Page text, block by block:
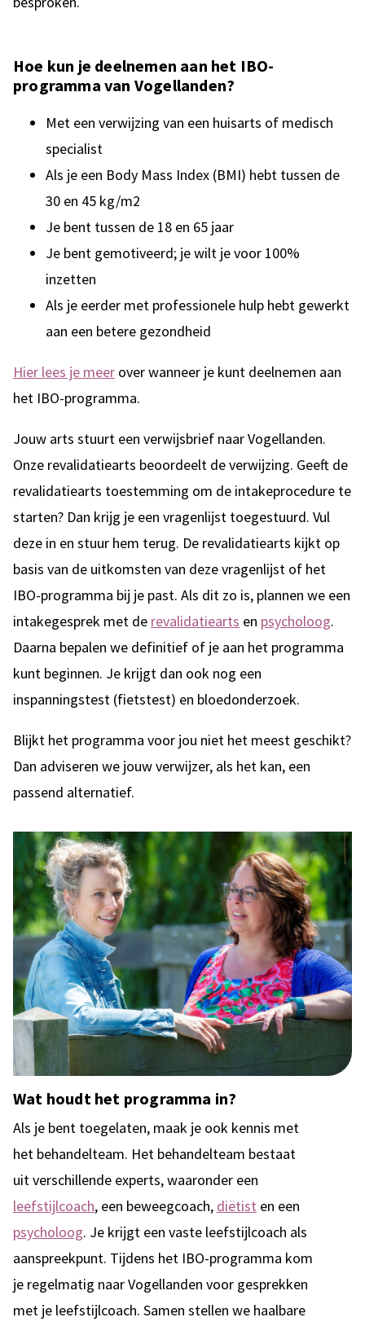
Hoe kun je deelnemen aan het IBO-
programma van Vogellanden?
Met een verwijzing van een huisarts of medisch
specialist
Als je een Body Mass Index (BMI) hebt tussen de
30 en 45 kg/m2
Je bent tussen de 18 en 65 jaar
Je bent gemotiveerd; je wilt je voor 100%
inzetten
Als je eerder met professionele hulp hebt gewerkt
aan een betere gezondheid
Hier lees je meer over wanneer je kunt deelnemen aan
het IBO-programma.
Jouw arts stuurt een verwijsbrief naar Vogellanden.
Onze revalidatiearts beoordeelt de verwijzing. Geeft de
revalidatiearts toestemming om de intakeprocedure te
starten? Dan krijg je een vragenlijst toegestuurd. Vul
deze in en stuur hem terug. De revalidatiearts kijkt op
basis van de uitkomsten van deze vragenlijst of het
IBO-programma bij je past. Als dit zo is, plannen we een
intakegesprek met de revalidatiearts en psycholoog.
Daarna bepalen we definitief of je aan het programma
kunt beginnen. Je krijgt dan ook nog een
inspanningstest (fietstest) en bloedonderzoek.
Blijkt het programma voor jou niet het meest geschikt?
Dan adviseren we jouw verwijzer, als het kan, een
passend alternatief.
Wat houdt het programma in?
Als je bent toegelaten, maak je ook kennis met
het behandelteam. Het behandelteam bestaat
uit verschillende experts, waaronder een
leefstijlcoach, een beweegcoach, diëtist en een
psycholoog. Je krijgt een vaste leefstijlcoach als
aanspreekpunt. Tijdens het IBO-programma kom
je regelmatig naar Vogellanden voor gesprekken
met je leefstijlcoach. Samen stellen we haalbare